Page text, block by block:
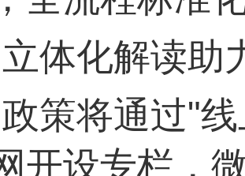
立体化解读助
政策将通过"
开设专栏，